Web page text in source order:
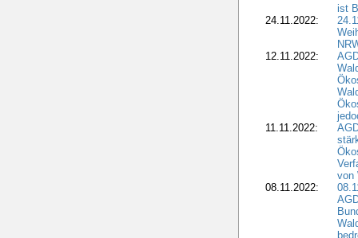
ist
24.11.2022:
12.11.2022:
11.11.2022:
von
08.11.2022: